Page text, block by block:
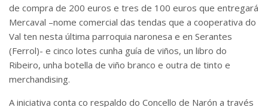
de compra de 200 euros e tres de 100 euros que entregará
Mercaval –nome comercial das tendas que a cooperativa do
Val ten nesta última parroquia naronesa e en Serantes
(Ferrol)- e cinco lotes cunha guía de viños, un libro do
Ribeiro, unha botella de viño branco e outra de tinto e
merchandising.
A iniciativa conta co respaldo do Concello de Narón a través